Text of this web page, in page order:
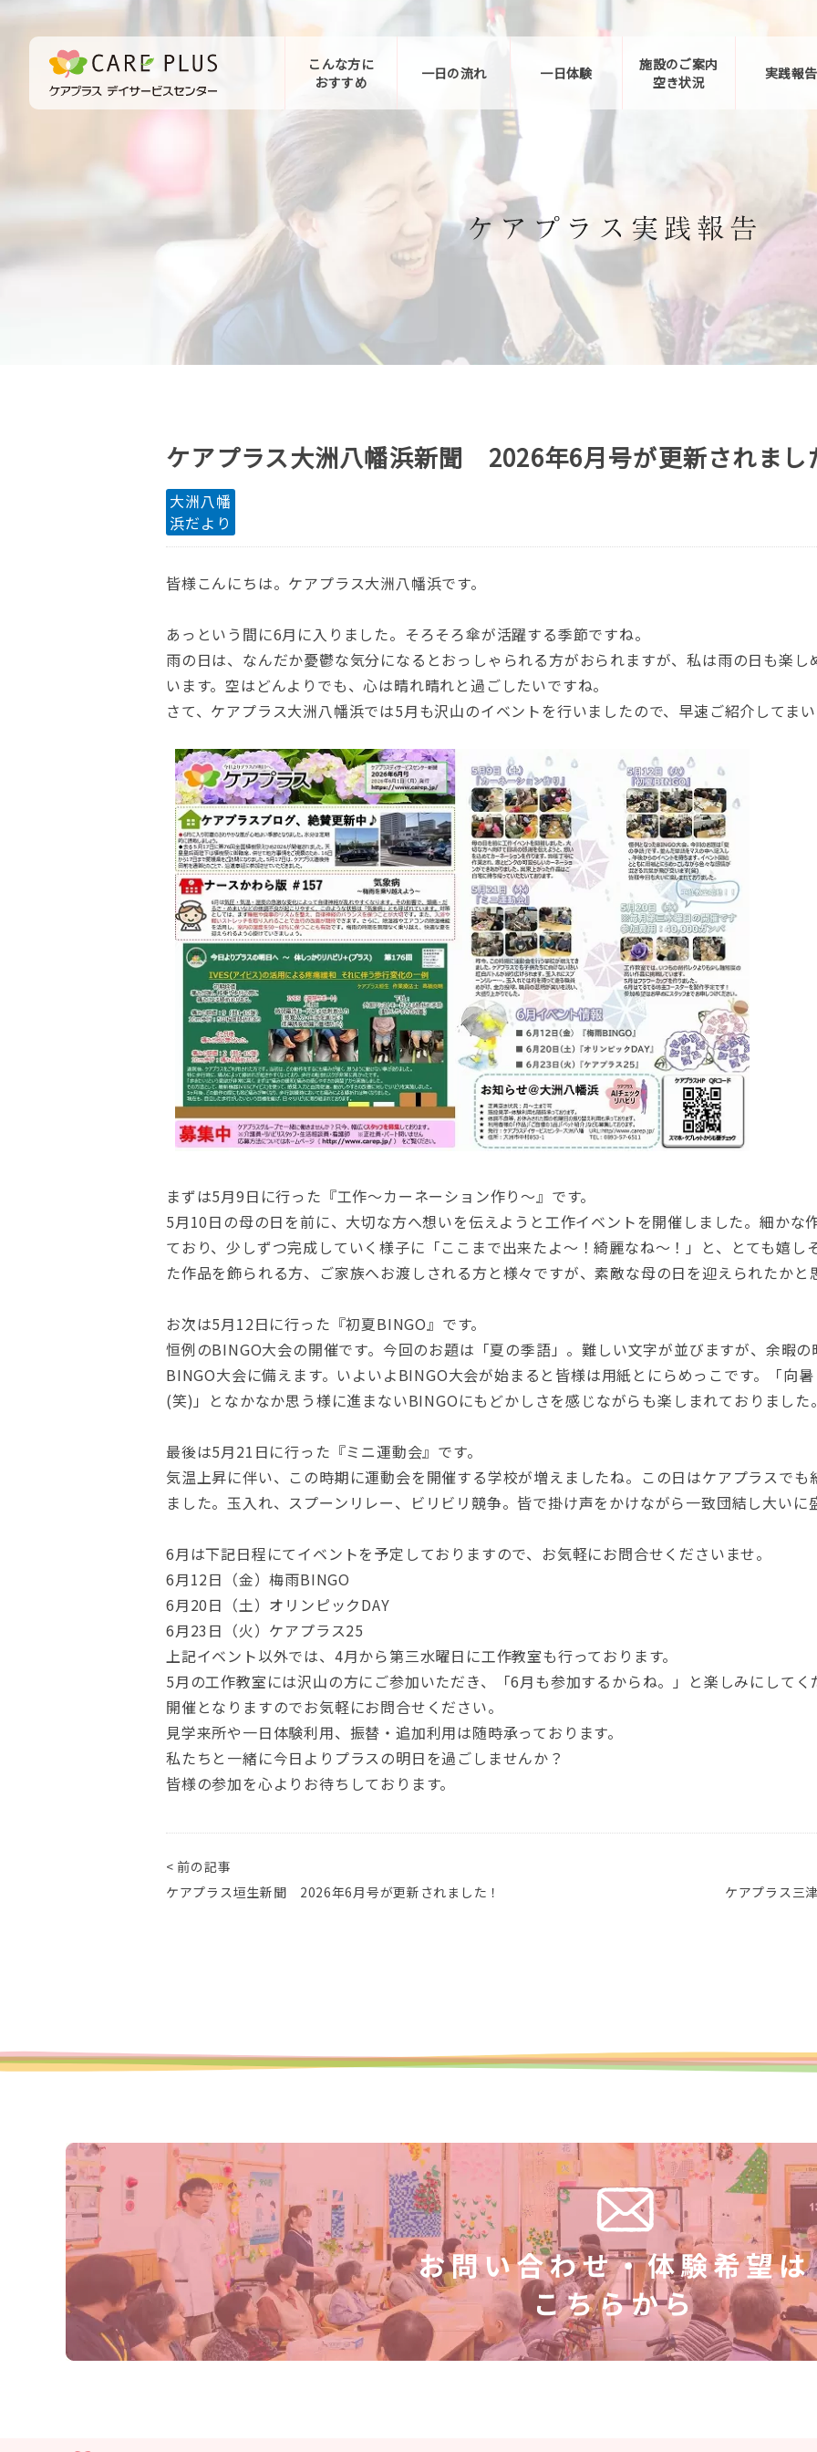
こんな方に
おすすめ
一日の流れ 一日体験
施設のご案内
空き状況
実践報告
お問い合わせ
ケアプラス大洲八幡浜新聞 2026年6月号が更新されまし
大洲八幡
浜だより
皆様こんにちは。ケアプラス大洲八幡浜です。
あっという間に6月に入りました。そろそろ傘が活躍する季節ですね。
雨の日は、なんだか憂鬱な気分になるとおっしゃられる方がおられますが、私は雨の日も楽し
います。空はどんよりでも、心は晴れ晴れと過ごしたいですね。
さて、ケアプラス大洲八幡浜では5月も沢山のイベントを行いましたので、早速ご紹介してまい
まずは5月9日に行った『工作～カーネーション作り～』です。
5月10日の母の日を前に、大切な方へ想いを伝えようと工作イベントを開催しました。細かな
ており、少しずつ完成していく様子に「ここまで出来たよ～！綺麗なね～！」と、とても嬉し
た作品を飾られる方、ご家族へお渡しされる方と様々ですが、素敵な母の日を迎えられたかと
お次は5月12日に行った『初夏BINGO』です。
恒例のBINGO大会の開催です。今回のお題は「夏の季語」。難しい文字が並びますが、余暇
BINGO大会に備えます。いよいよBINGO大会が始まると皆様は用紙とにらめっこです。「向
(笑)」となかなか思う様に進まないBINGOにもどかしさを感じながらも楽しまれておりました。
最後は5月21日に行った『ミニ運動会』です。
気温上昇に伴い、この時期に運動会を開催する学校が増えましたね。この日はケアプラスで
ました。玉入れ、スプーンリレー、ビリビリ競争。皆で掛け声をかけながら一致団結し大いに
6月は下記日程にてイベントを予定しておりますので、お気軽にお問合せくださいませ。
6月12日（金）梅雨BINGO
6月20日（土）オリンピックDAY
6月23日（火）ケアプラス25
上記イベント以外では、4月から第三水曜日に工作教室も行っております。
5月の工作教室には沢山の方にご参加いただき、「6月も参加するからね。」と楽しみにして
開催となりますのでお気軽にお問合せください。
見学来所や一日体験利用、振替・追加利用は随時承っております。
私たちと一緒に今日よりプラスの明日を過ごしませんか？
皆様の参加を心よりお待ちしております。
< 前の記事
ケアプラス垣生新聞 2026年6月号が更新されました！
ケアプラス三